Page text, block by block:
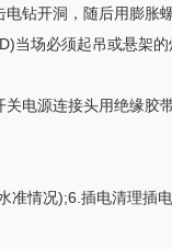
钻开洞，随后用膨胀
当场必须起吊或悬架
电源连接头用绝缘胶
准情况);6.插电清理插